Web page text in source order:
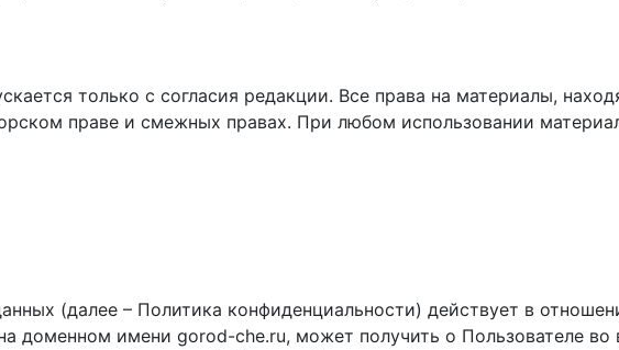
только с согласия редакции. Все права на материалы,
праве и смежных правах. При любом использовании
(далее – Политика конфиденциальности) действует в
доменном имени gorod-che.ru, может получить о Пользователе во